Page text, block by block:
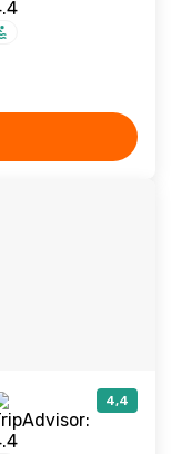
4,4